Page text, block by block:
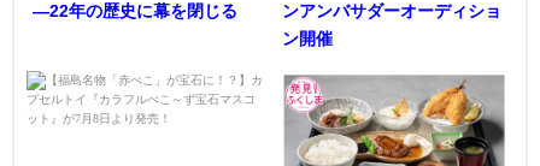
―22年の歴史に幕を閉じる
ンアンバサダーオーディショ
ン開催